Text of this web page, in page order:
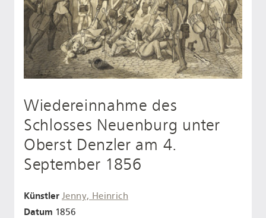
Wiedereinnahme des
Schlosses Neuenburg unter
Oberst Denzler am 4.
September 1856
Künstler Jenny, Heinrich
Datum 1856